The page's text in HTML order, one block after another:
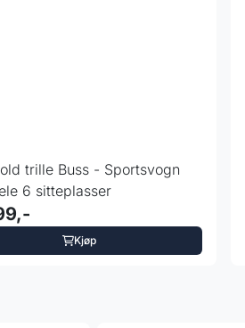
trille Buss - Sportsvogn
6 sitteplasser
Kjøp